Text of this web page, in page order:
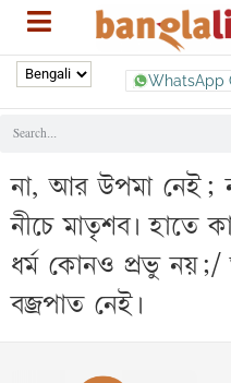
WhatsApp
না, আর উপমা নেই;
নীচে মাতৃশব। হাতে
ধর্ম কোনও প্রভু
বজ্রপাত নেই।